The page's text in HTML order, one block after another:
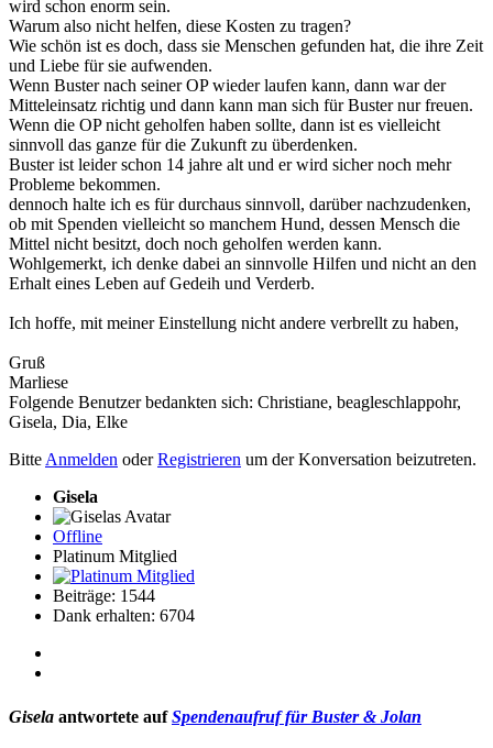
wird schon enorm sein.
Warum also nicht helfen, diese Kosten zu tragen?
Wie schön ist es doch, dass sie Menschen gefunden hat, die ihre Zeit
und Liebe für sie aufwenden.
Wenn Buster nach seiner OP wieder laufen kann, dann war der
Mitteleinsatz richtig und dann kann man sich für Buster nur freuen.
Wenn die OP nicht geholfen haben sollte, dann ist es vielleicht
sinnvoll das ganze für die Zukunft zu überdenken.
Buster ist leider schon 14 jahre alt und er wird sicher noch mehr
Probleme bekommen.
dennoch halte ich es für durchaus sinnvoll, darüber nachzudenken,
ob mit Spenden vielleicht so manchem Hund, dessen Mensch die
Mittel nicht besitzt, doch noch geholfen werden kann.
Wohlgemerkt, ich denke dabei an sinnvolle Hilfen und nicht an den
Erhalt eines Leben auf Gedeih und Verderb.
Ich hoffe, mit meiner Einstellung nicht andere verbrellt zu haben,
Gruß
Marliese
Folgende Benutzer bedankten sich: Christiane, beagleschlappohr,
Gisela, Dia, Elke
BitteAnmelden oderRegistrieren um der Konversation beizutreten.
Gisela
Offline
Platinum Mitglied
Beiträge: 1544
Dank erhalten: 6704
Gisela antwortete aufSpendenaufruf für Buster & Jolan